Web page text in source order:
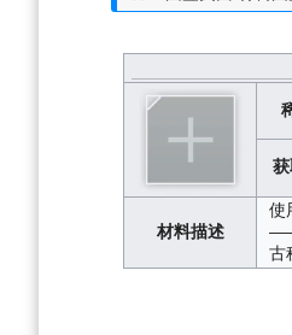
材料描述
使
——
古